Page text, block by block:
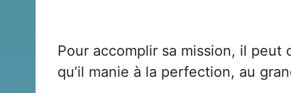
Pour accomplir sa mission, il
qu’il manie à la perfection, au